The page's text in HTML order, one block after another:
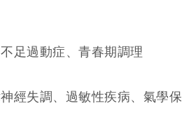
足過動症、青春期調理
經失調、過敏性疾病、氣學保